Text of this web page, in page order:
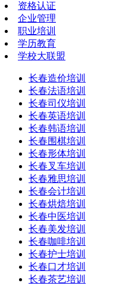
资格认证
企业管理
职业培训
学历教育
学校大联盟
长春造价培训
长春法语培训
长春司仪培训
长春英语培训
长春韩语培训
长春围棋培训
长春形体培训
长春叉车培训
长春雅思培训
长春会计培训
长春烘焙培训
长春中医培训
长春美发培训
长春咖啡培训
长春护士培训
长春口才培训
长春茶艺培训